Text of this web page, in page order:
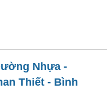
Nhựa -
Thiết - Bình